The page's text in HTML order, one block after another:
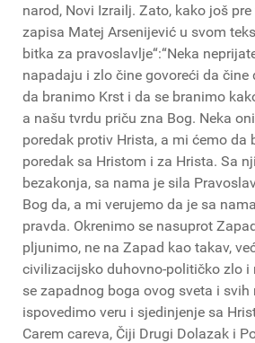
narod, Novi Izrailj. Zato, kako još
zapisa Matej Arsenijević u svom
bitka za pravoslavlje“:“Neka
napadaju i zlo čine govoreći da čine
da branimo Krst i da se branimo
a našu tvrdu priču zna Bog. Neka
poredak protiv Hrista, a mi ćemo da
poredak sa Hristom i za Hrista. Sa
bezakonja, sa nama je sila
Bog da, a mi verujemo da je sa
pravda. Okrenimo se nasuprot
pljunimo, ne na Zapad kao takav,
civilizacijsko duhovno-političko zlo i
se zapadnog boga ovog sveta i svih
ispovedimo veru i sjedinjenje sa
Carem careva, Čiji Drugi Dolazak i